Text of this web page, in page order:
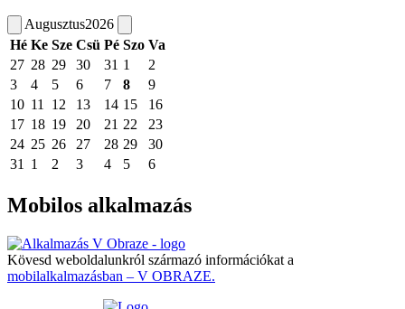
Augusztus2026
Hé Ke Sze Csü Pé Szo Va
27 28 29 30 31 1
2
3
4 5 6 7 8
9
10 11 12 13 14 15
16
17 18 19 20 21 22
23
24 25 26 27 28 29
30
31
1 2 3 4 5 6
Mobilos alkalmazás
Kövesd weboldalunkról származó információkat a
mobilalkalmazásban – V OBRAZE.